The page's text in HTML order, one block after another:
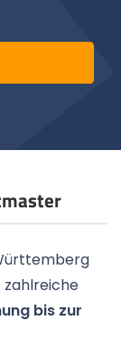
zahlreiche
bis zur